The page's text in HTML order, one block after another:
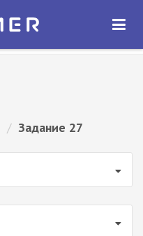
ОТКРЫТЬ
/ Задание 27